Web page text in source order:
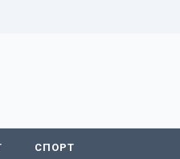
СПОРТ